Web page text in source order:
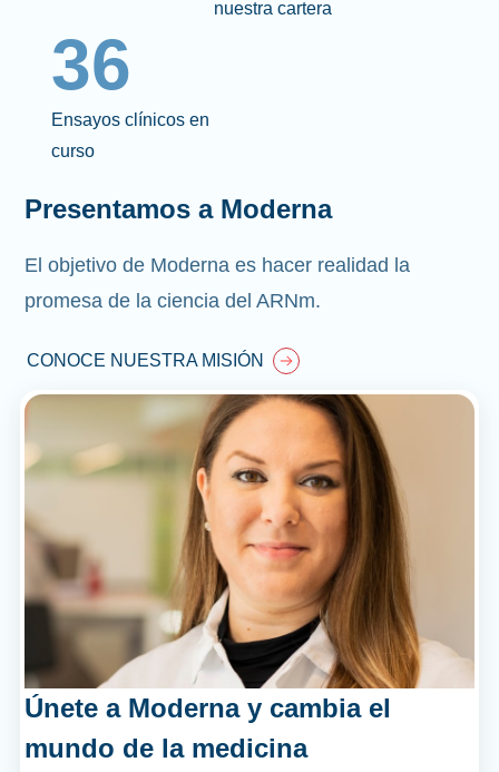
nuestra cartera
36
Ensayos clínicos en
curso
Presentamos a Moderna
El objetivo de Moderna es hacer realidad la
promesa de la ciencia del ARNm.
CONOCE NUESTRA MISIÓN
Únete a Moderna y cambia el
mundo de la medicina